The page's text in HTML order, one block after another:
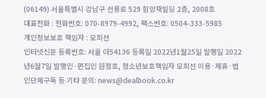
(06149) 서울특별시 강남구 선릉로 529 함양재빌딩 2층, 2008호
대표전화 : 전화번호: 070-8979-4992, 팩스번호: 0504-333-5985
개인정보보호 책임자 : 모희선
인터넷신문 등록번호: 서울 아54136 등록일 2022년1월25일 발행일 2022
년6월7일 발행인·편집인 원정호, 청소년보호책임자 모희선 이용·제휴·법
인단체구독 등 기타 문의: news@dealbook.co.kr